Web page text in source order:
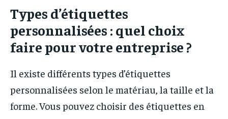
Types d’étiquettes
personnalisées : quel choix
faire pour votre entreprise ?
Il existe différents types d’étiquettes
personnalisées selon le matériau, la taille et la
forme. Vous pouvez choisir des étiquettes en